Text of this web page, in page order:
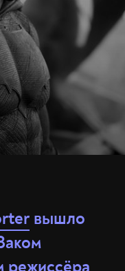
вышло